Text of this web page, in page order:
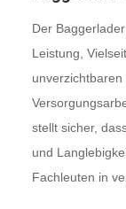
Der
Leistung,
stellt sicher,
und
Fachleuten in